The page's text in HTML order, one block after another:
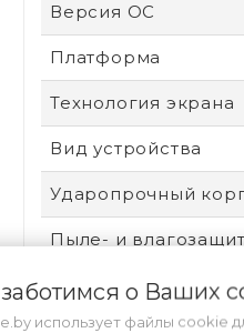
Версия ОС
Платформа
Технология экрана
Вид устройства
Ударопрочный
Пыле- и
Защита от царапин
о Ваших
использует файлы cookie